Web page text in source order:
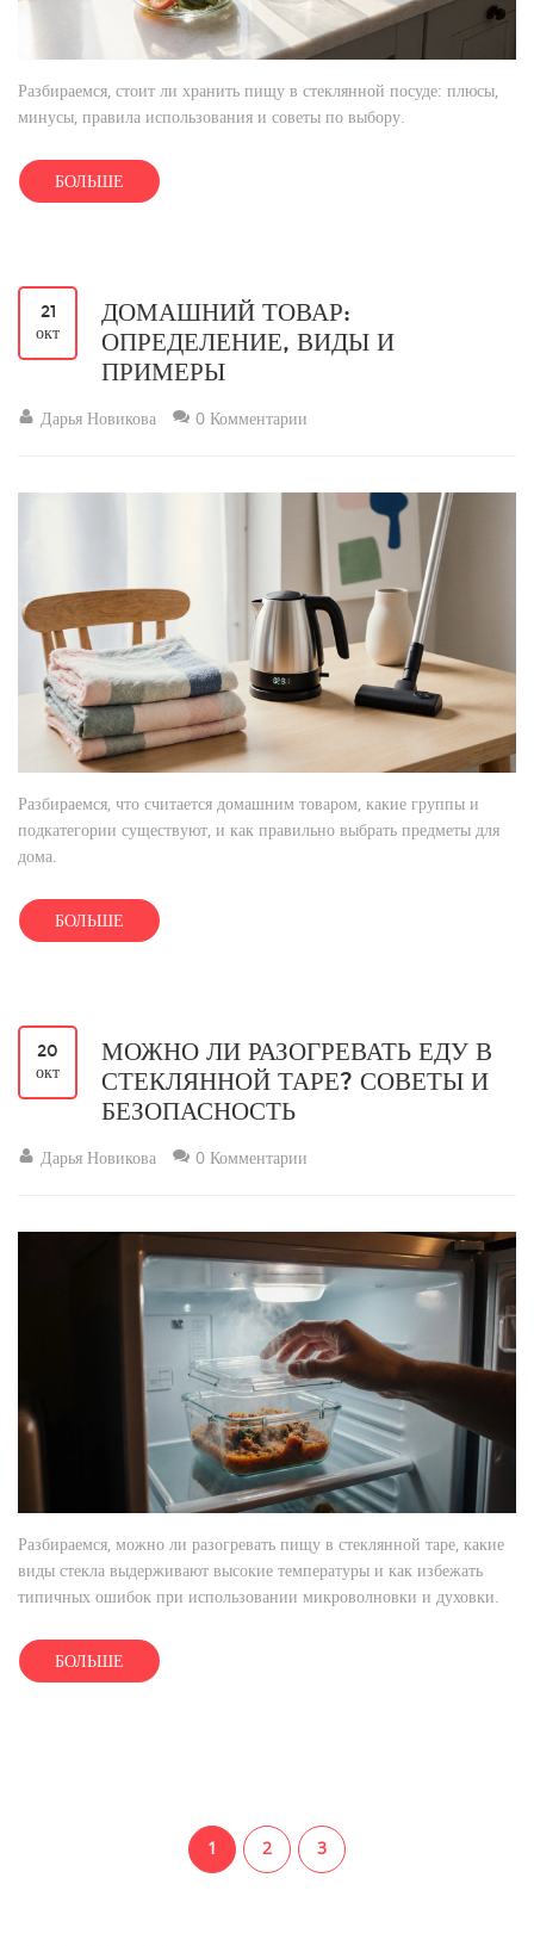
Разбираемся, стоит ли хранить пищу в стеклянной посуде: плюсы,
минусы, правила использования и советы по выбору.
БОЛЬШЕ
21
окт
ДОМАШНИЙ ТОВАР:
ОПРЕДЕЛЕНИЕ, ВИДЫ И
ПРИМЕРЫ
Дарья Новикова 0 Комментарии
Разбираемся, что считается домашним товаром, какие группы и
подкатегории существуют, и как правильно выбрать предметы для
дома.
БОЛЬШЕ
20
окт
МОЖНО ЛИ РАЗОГРЕВАТЬ ЕДУ В
СТЕКЛЯННОЙ ТАРЕ? СОВЕТЫ И
БЕЗОПАСНОСТЬ
Дарья Новикова 0 Комментарии
Разбираемся, можно ли разогревать пищу в стеклянной таре, какие
виды стекла выдерживают высокие температуры и как избежать
типичных ошибок при использовании микроволновки и духовки.
БОЛЬШЕ
1 2 3